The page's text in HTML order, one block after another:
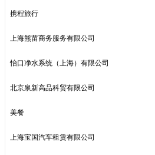
携程旅行
上海熊苗商务服务有限公司
怡口净水系统（上海）有限公司
北京泉新高品科贸有限公司
美餐
上海宝国汽车租赁有限公司